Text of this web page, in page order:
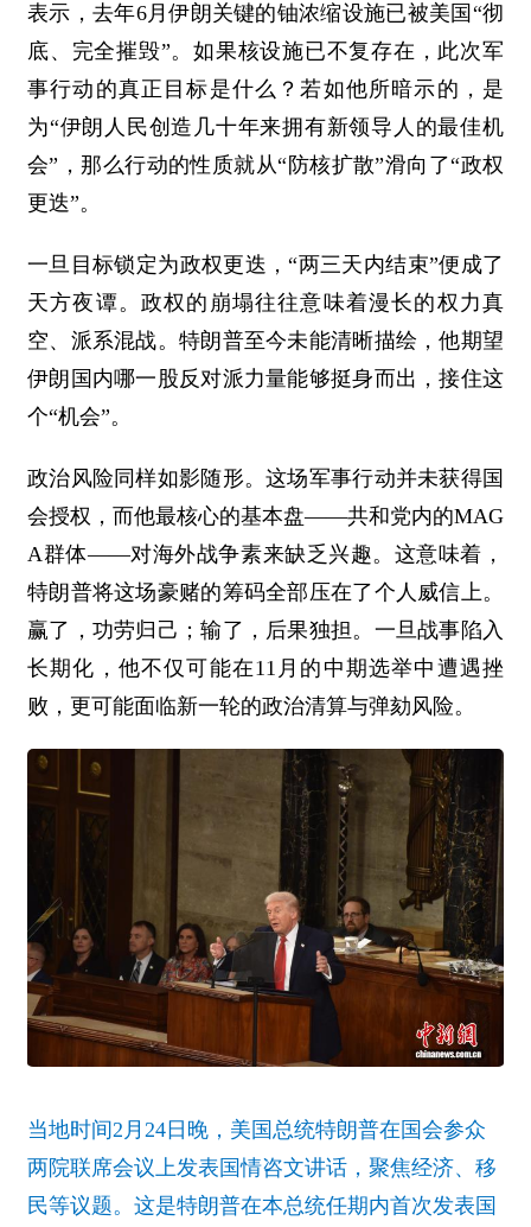
表示，去年6月伊朗关键的铀浓缩设施已被美国“彻
底、完全摧毁”。如果核设施已不复存在，此次军
事行动的真正目标是什么？若如他所暗示的，是
为“伊朗人民创造几十年来拥有新领导人的最佳机
会”，那么行动的性质就从“防核扩散”滑向了“政权
更迭”。
一旦目标锁定为政权更迭，“两三天内结束”便成了
天方夜谭。政权的崩塌往往意味着漫长的权力真
空、派系混战。特朗普至今未能清晰描绘，他期望
伊朗国内哪一股反对派力量能够挺身而出，接住这
个“机会”。
政治风险同样如影随形。这场军事行动并未获得国
会授权，而他最核心的基本盘——共和党内的MAG
A群体——对海外战争素来缺乏兴趣。这意味着，
特朗普将这场豪赌的筹码全部压在了个人威信上。
赢了，功劳归己；输了，后果独担。一旦战事陷入
长期化，他不仅可能在11月的中期选举中遭遇挫
败，更可能面临新一轮的政治清算与弹劾风险。
当地时间2月24日晚，美国总统特朗普在国会参众
两院联席会议上发表国情咨文讲话，聚焦经济、移
民等议题。这是特朗普在本总统任期内首次发表国